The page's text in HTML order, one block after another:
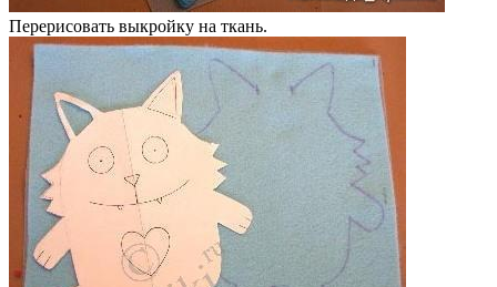
Перерисовать выкройку на ткань.